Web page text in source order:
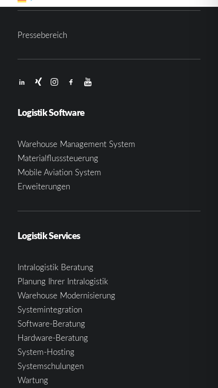
Pressebereich
Logistik Software
Warehouse Management System
Materialflusssteuerung
Mobile Aviation System
Erweiterungen
Logistik Services
Intralogistik Beratung
Planung Ihrer Intralogistik
Warehouse Modernisierung
Systemintegration
Software-Beratung
Hardware-Beratung
System-Hosting
Systemschulungen
Wartung